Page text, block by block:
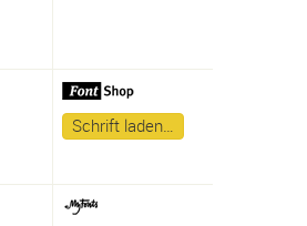
Schrift laden…